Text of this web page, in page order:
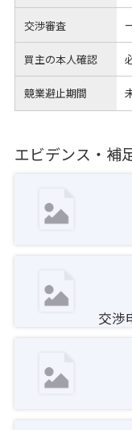
交渉審査
買主の本人確認
競業避止期間
エビデンス・補
交渉